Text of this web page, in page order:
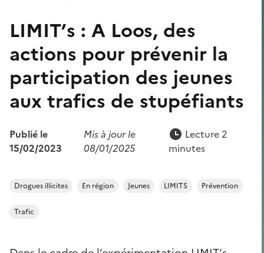
LIMIT’s : A Loos, des
actions pour prévenir la
participation des jeunes
aux trafics de stupéfiants
Publié le
15/02/2023
Mis à jour le
08/01/2025
Lecture 2
minutes
Drogues illicites En région Jeunes LIMITS Prévention
Trafic